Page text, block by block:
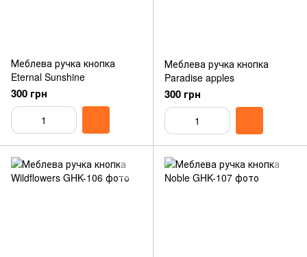
Меблева ручка кнопка
Eternal Sunshine
300 грн
Меблева ручка кнопка
Paradise apples
300 грн